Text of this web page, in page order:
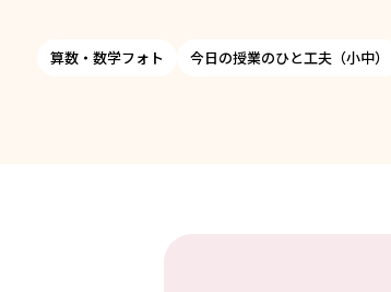
算数・数学フォト 今日の授業のひと工夫（小中）